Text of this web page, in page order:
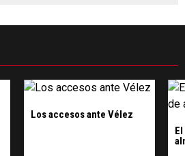
Los accesos ante Vélez